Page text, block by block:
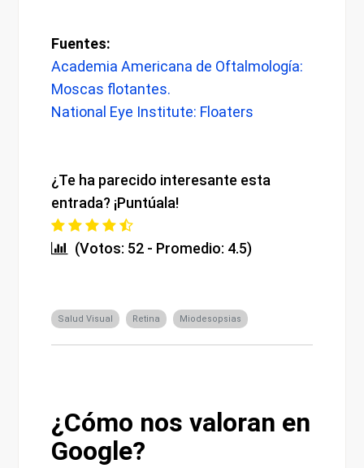
Fuentes:
Academia Americana de Oftalmología:
Moscas flotantes.
National Eye Institute: Floaters
¿Te ha parecido interesante esta
entrada? ¡Puntúala!
(Votos: 52 - Promedio: 4.5)
Salud Visual Retina Miodesopsias
¿Cómo nos valoran en
Google?